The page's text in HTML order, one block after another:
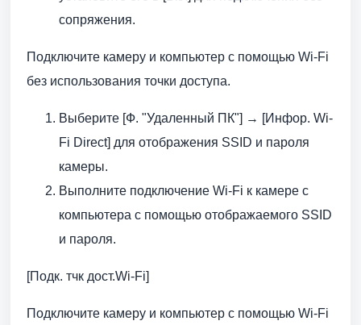
сопряжения.
Подключите камеру и компьютер с помощью Wi-Fi
без использования точки доступа.
Выберите [Ф. "Удаленный ПК"] → [Инфор. Wi-
Fi Direct] для отображения SSID и пароля
камеры.
Выполните подключение Wi-Fi к камере с
компьютера с помощью отображаемого SSID
и пароля.
[Подк. тчк дост.Wi-Fi]
Подключите камеру и компьютер с помощью Wi-Fi